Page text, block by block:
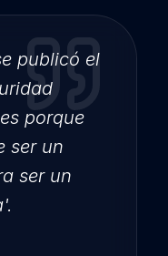
publicó el
porque
ser un
ser un